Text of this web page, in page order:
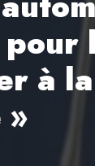
à la
»